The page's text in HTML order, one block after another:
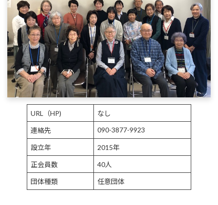
URL（HP) なし
連絡先 090-3877-9923
設立年 2015年
正会員数 40人
団体種類 任意団体